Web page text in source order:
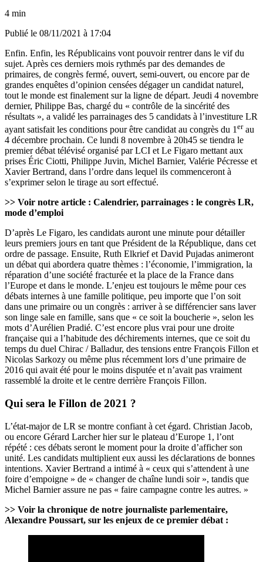
4 min
Publié le 08/11/2021 à 17:04
Enfin. Enfin, les Républicains vont pouvoir rentrer dans le vif du
sujet. Après ces derniers mois rythmés par des demandes de
primaires, de congrès fermé, ouvert, semi-ouvert, ou encore par de
grandes enquêtes d’opinion censées dégager un candidat naturel,
tout le monde est finalement sur la ligne de départ. Jeudi 4 novembre
dernier, Philippe Bas, chargé du « contrôle de la sincérité des
résultats », a validé les parrainages des 5 candidats à l’investiture LR
ayant satisfait les conditions pour être candidat au congrès du 1 erau
4 décembre prochain. Ce lundi 8 novembre à 20h45 se tiendra le
premier débat télévisé organisé par LCI et Le Figaro mettant aux
prises Éric Ciotti, Philippe Juvin, Michel Barnier, Valérie Pécresse et
Xavier Bertrand, dans l’ordre dans lequel ils commenceront à
s’exprimer selon le tirage au sort effectué.
>> Voir notre article : Calendrier, parrainages : le congrès LR,
mode d’emploi
D’après Le Figaro, les candidats auront une minute pour détailler
leurs premiers jours en tant que Président de la République, dans cet
ordre de passage. Ensuite, Ruth Elkrief et David Pujadas animeront
un débat qui abordera quatre thèmes : l’économie, l’immigration, la
réparation d’une société fracturée et la place de la France dans
l’Europe et dans le monde. L’enjeu est toujours le même pour ces
débats internes à une famille politique, peu importe que l’on soit
dans une primaire ou un congrès : arriver à se différencier sans laver
son linge sale en famille, sans que « ce soit la boucherie », selon les
mots d’Aurélien Pradié. C’est encore plus vrai pour une droite
française qui a l’habitude des déchirements internes, que ce soit du
temps du duel Chirac / Balladur, des tensions entre François Fillon et
Nicolas Sarkozy ou même plus récemment lors d’une primaire de
2016 qui avait été pour le moins disputée et n’avait pas vraiment
rassemblé la droite et le centre derrière François Fillon.
Qui sera le Fillon de 2021 ?
L’état-major de LR se montre confiant à cet égard. Christian Jacob,
ou encore Gérard Larcher hier sur le plateau d’Europe 1 , l’ont
répété : ces débats seront le moment pour la droite d’afficher son
unité. Les candidats multiplient eux aussi les déclarations de bonnes
intentions. Xavier Bertrand a intimé à « ceux qui s’attendent à une
foire d’empoigne » de « changer de chaîne lundi soir », tandis que
Michel Barnier assure ne pas « faire campagne contre les autres. »
>> Voir la chronique de notre journaliste parlementaire,
Alexandre Poussart, sur les enjeux de ce premier débat :